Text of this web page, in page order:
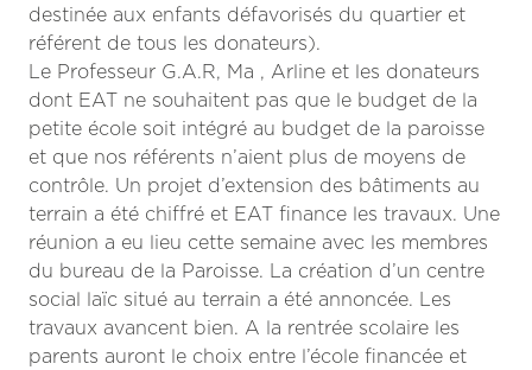
destinée aux enfants défavorisés du quartier et
référent de tous les donateurs).
Le Professeur G.A.R, Ma , Arline et les donateurs
dont EAT ne souhaitent pas que le budget de la
petite école soit intégré au budget de la paroisse
et que nos référents n’aient plus de moyens de
contrôle. Un projet d’extension des bâtiments au
terrain a été chiffré et EAT finance les travaux. Une
réunion a eu lieu cette semaine avec les membres
du bureau de la Paroisse. La création d’un centre
social laïc situé au terrain a été annoncée. Les
travaux avancent bien. A la rentrée scolaire les
parents auront le choix entre l’école financée et